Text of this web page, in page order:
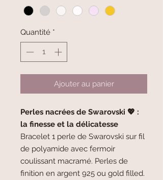
Quantité *
Ajouter au panier
Perles nacrées de Swarovski 💖 :
la finesse et la délicatesse
Bracelet 1 perle de Swarovski sur fil
de polyamide avec fermoir
coulissant macramé. Perles de
finition en argent 925 ou gold filled.